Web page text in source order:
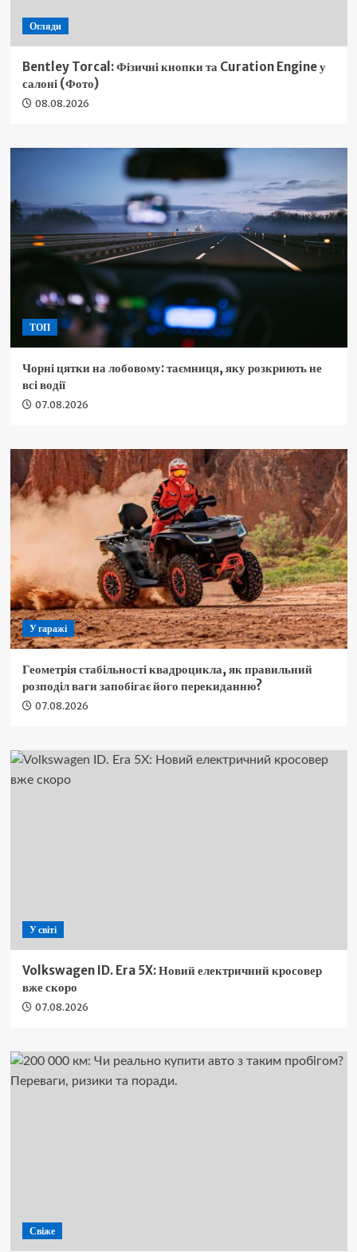
Огляди
Bentley Torcal: Фізичні кнопки та Curation Engine у
салоні (Фото)
08.08.2026
ТОП
Чорні цятки на лобовому: таємниця, яку розкриють не
всі водії
07.08.2026
У гаражі
Геометрія стабільності квадроцикла, як правильний
розподіл ваги запобігає його перекиданню?
07.08.2026
У світі
Volkswagen ID. Era 5X: Новий електричний кросовер
вже скоро
07.08.2026
Свіже